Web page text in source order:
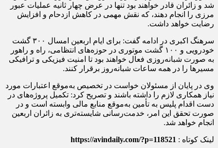
شد و زائران قادر خواهند بود تنها در عرض چهار ثانیه عملیات عبور
مرزی را انجام دهند، که نقش مهمی در کاهش ازدحام و افزایش
رضایت خواهد داشت.
سرهنگ اکبری در ادامه گفت: برای ایام اربعین امسال ۳۰۰ گشت
خودرویی و ۱۰۰ گشت موتوری در حوزه‌های انتظامی، راه و راهور
به صورت شبانه‌روزی فعال خواهند بود تا امنیت فیزیکی و ترافیکی
مسیرها را در همه ساعات شبانه‌روز برقرار کنند.
وی در پایان از مسئولان خواست در تخصیص به‌موقع اعتبارات مورد
نیاز همکاری لازم را داشته باشند و تصریح کرد: تکمیل پروژه‌های در
دست اقدام پلیس به تأمین به‌موقع منابع مالی وابسته است و در
صورت تحقق این امر، خدمت‌رسانی شایسته‌تری به زائران اربعین
انجام خواهد شد.
لینک کوتاه : https://avindaily.com/?p=118521